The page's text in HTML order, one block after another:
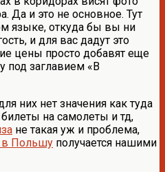
Да и это не основное. Тут
языке, откуда бы вы ни
и для вас дадут это
цены просто добавят еще
под заглавием «В
них нет значения как туда
на самолеты и тд,
не такая уж и проблема,
в Польшу получается нашими